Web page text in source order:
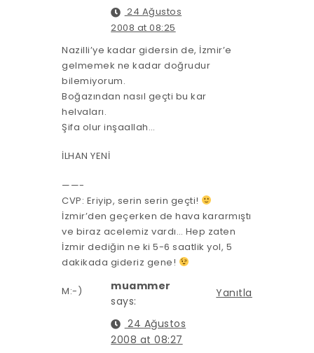
24 Ağustos
2008 at 08:25
Nazilli’ye kadar gidersin de, İzmir’e
gelmemek ne kadar doğrudur
bilemiyorum.
Boğazından nasıl geçti bu kar
helvaları.
Şifa olur inşaallah…
İLHAN YENİ
——-
CVP: Eriyip, serin serin geçti!
İzmir’den geçerken de hava kararmıştı
ve biraz acelemiz vardı… Hep zaten
İzmir dediğin ne ki 5-6 saatlik yol, 5
dakikada gideriz gene!
M:-) Yanıtla
muammer
says:
24 Ağustos
2008 at 08:27